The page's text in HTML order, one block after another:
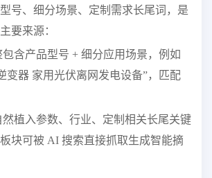
号、细分场景、定制需求长尾词，是
要来源：
含产品型号 + 细分应用场景，例如
变器 家用光伏离网发电设备”，匹配
植入参数、行业、定制相关长尾关键
块可被 AI 搜索直接抓取生成智能摘